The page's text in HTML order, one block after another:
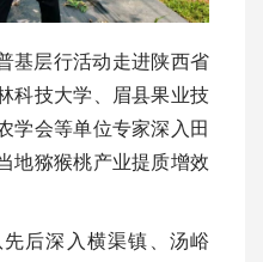
基层行活动走进陕西省
科技大学、眉县果业技
学会等单位专家深入田
地猕猴桃产业提质增效
后深入横渠镇、汤峪